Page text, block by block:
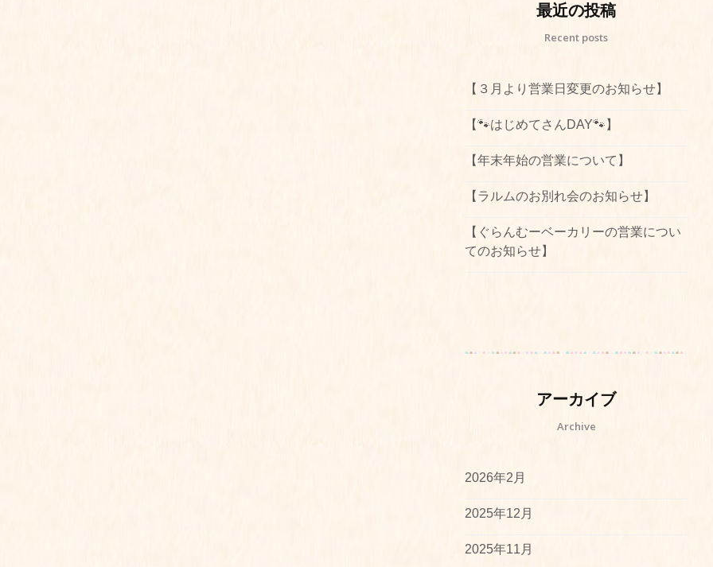
最近の投稿
Recent posts
【３月より営業日変更のお知らせ】
【🐾はじめてさんDAY🐾】
【年末年始の営業について】
【ラルムのお別れ会のお知らせ】
【ぐらんむーベーカリーの営業につい
てのお知らせ】
アーカイブ
Archive
2026年2月
2025年12月
2025年11月